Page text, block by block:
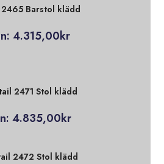
2465 Barstol klädd
4.315,00kr
2471 Stol klädd
4.835,00kr
2472 Stol klädd